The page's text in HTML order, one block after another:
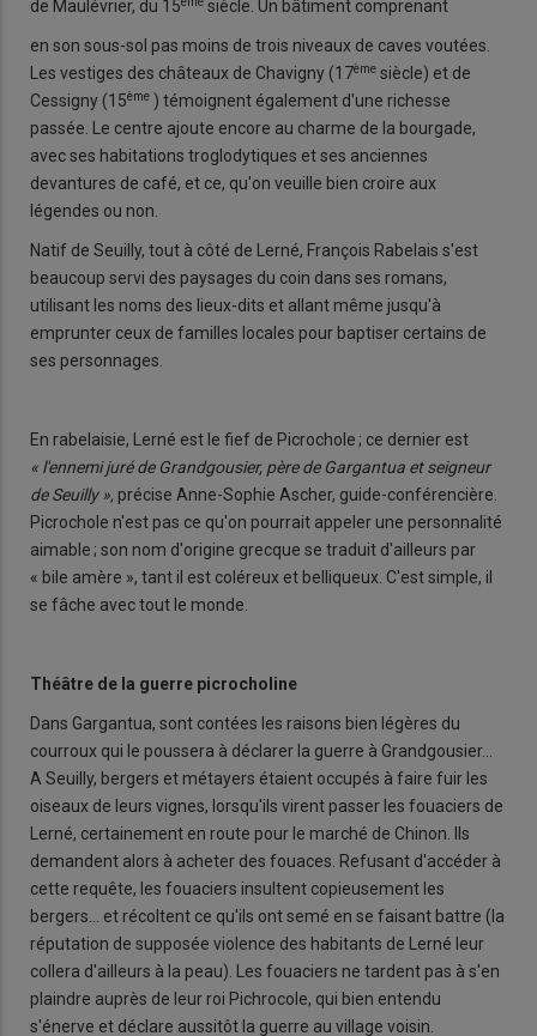
de Maulévrier, du 15 siècle. Un bâtiment comprenant
en son sous-sol pas moins de trois niveaux de caves voutées.
Les vestiges des châteaux de Chavigny (17ème siècle) et de
Cessigny (15ème ) témoignent également d'une richesse
passée. Le centre ajoute encore au charme de la bourgade,
avec ses habitations troglodytiques et ses anciennes
devantures de café, et ce, qu'on veuille bien croire aux
légendes ou non.
Natif de Seuilly, tout à côté de Lerné, François Rabelais s'est
beaucoup servi des paysages du coin dans ses romans,
utilisant les noms des lieux-dits et allant même jusqu'à
emprunter ceux de familles locales pour baptiser certains de
ses personnages.
En rabelaisie, Lerné est le fief de Picrochole ; ce dernier est
« l'ennemi juré de Grandgousier, père de Gargantua et seigneur
de Seuilly », précise Anne-Sophie Ascher, guide-conférencière.
Picrochole n'est pas ce qu'on pourrait appeler une personnalité
aimable ; son nom d'origine grecque se traduit d'ailleurs par
« bile amère », tant il est coléreux et belliqueux. C'est simple, il
se fâche avec tout le monde.
Théâtre de la guerre picrocholine
Dans Gargantua, sont contées les raisons bien légères du
courroux qui le poussera à déclarer la guerre à Grandgousier…
A Seuilly, bergers et métayers étaient occupés à faire fuir les
oiseaux de leurs vignes, lorsqu'ils virent passer les fouaciers de
Lerné, certainement en route pour le marché de Chinon. Ils
demandent alors à acheter des fouaces. Refusant d'accéder à
cette requête, les fouaciers insultent copieusement les
bergers… et récoltent ce qu'ils ont semé en se faisant battre (la
réputation de supposée violence des habitants de Lerné leur
collera d'ailleurs à la peau). Les fouaciers ne tardent pas à s'en
plaindre auprès de leur roi Pichrocole, qui bien entendu
s'énerve et déclare aussitôt la guerre au village voisin.